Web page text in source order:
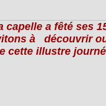
capelle a fêté ses
à découvrir
cette illustre